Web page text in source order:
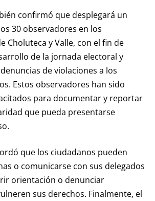
confirmó que desplegará un
30 observadores en los
Choluteca y Valle, con el fin de
de la jornada electoral y
de violaciones a los
Estos observadores han sido
para documentar y reportar
que pueda presentarse
que los ciudadanos pueden
o comunicarse con sus delegados
orientación o denunciar
sus derechos. Finalmente, el